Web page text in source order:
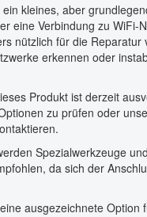
kleines, aber
eine Verbindung zu WiFi-
nützlich für die Reparatur
erkennen oder
Produkt ist derzeit
zu prüfen oder
Spezialwerkzeuge
da sich der
ausgezeichnete Option